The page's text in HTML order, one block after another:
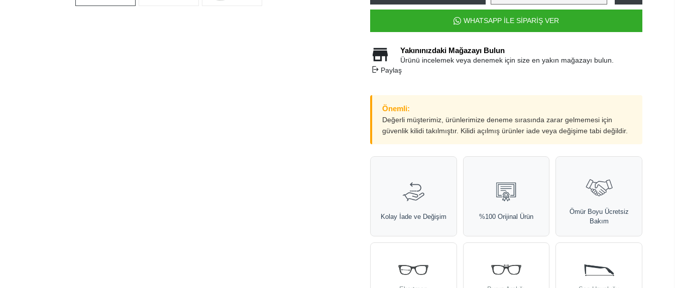
WHATSAPP İLE SİPARİŞ VER
Yakınınızdaki Mağazayı Bulun
Ürünü incelemek veya denemek için size en yakın mağazayı bulun.
Paylaş
Önemli:
Değerli müşterimiz, ürünlerimize deneme sırasında zarar gelmemesi için
güvenlik kilidi takılmıştır. Kilidi açılmış ürünler iade veya değişime tabi değildir.
Kolay İade ve Değişim %100 Orijinal Ürün
Ömür Boyu Ücretsiz
Bakım